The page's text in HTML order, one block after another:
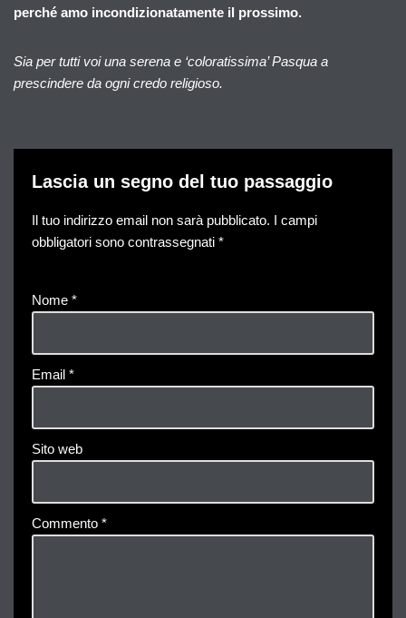
perché amo incondizionatamente il prossimo.
Sia per tutti voi una serena e ‘coloratissima’ Pasqua a
prescindere da ogni credo religioso.
Lascia un segno del tuo passaggio
Il tuo indirizzo email non sarà pubblicato. I campi
obbligatori sono contrassegnati *
Nome *
Email *
Sito web
Commento *